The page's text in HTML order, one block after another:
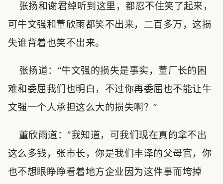
张扬和谢君绰听到这里，都忍不住笑了起来，
可牛文强和董欣雨都笑不出来，二百多万，这损
失谁背着也笑不出来。
张扬道：“牛文强的损失是事实，董厂长的困
难和委屈我们也明白，不过你再委屈也不能让牛
文强一个人承担这么大的损失啊？”
董欣雨道：“我知道，可我们现在真的拿不出
这么多钱，张市长，你是我们丰泽的父母官，你
也不想眼睁睁看着地方企业因为这件事而垮掉